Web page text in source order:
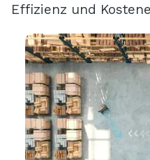
Effizienz und